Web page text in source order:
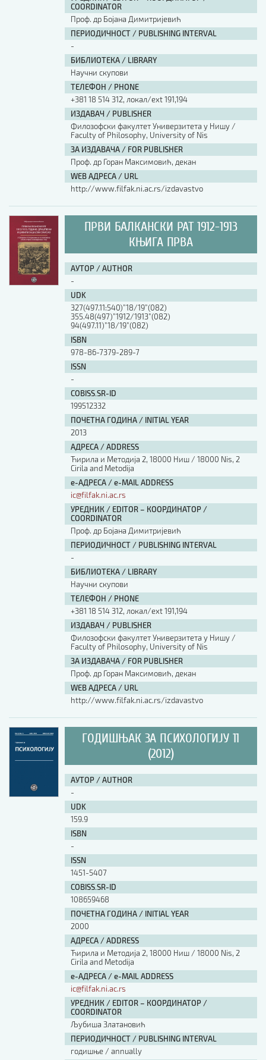
COORDINATOR
Проф. др Бојана Димитријевић
ПЕРИОДИЧНОСТ / PUBLISHING INTERVAL
-
БИБЛИОТЕКА / LIBRARY
Научни скупови
ТЕЛЕФОН / PHONE
+381 18 514 312, локал/ext 191,194
ИЗДАВАЧ / PUBLISHER
Филозофски факултет Универзитета у Нишу /
Faculty of Philosophy, University of Nis
ЗА ИЗДАВАЧА / FOR PUBLISHER
Проф. др Горан Максимовић, декан
WEB АДРЕСА / URL
http://www.filfak.ni.ac.rs/izdavastvo
ПРВИ БАЛКАНСКИ РАТ 1912-1913
КЊИГА ПРВА
АУТОР / AUTHOR
-
UDK
327(497.11:540)”18/19”(082)
355.48(497)”1912/1913”(082)
94(497.11)”18/19”(082)
ISBN
978-86-7379-289-7
ISSN
-
COBISS.SR-ID
199512332
ПОЧЕТНА ГОДИНА / INITIAL YEAR
2013
АДРЕСА / ADDRESS
Ћирила и Методија 2, 18000 Ниш / 18000 Nis, 2
Cirila and Metodija
е-АДРЕСА / e-MAIL ADDRESS
ic@filfak.ni.ac.rs
УРЕДНИК / EDITOR – КООРДИНАТОР /
COORDINATOR
Проф. др Бојана Димитријевић
ПЕРИОДИЧНОСТ / PUBLISHING INTERVAL
-
БИБЛИОТЕКА / LIBRARY
Научни скупови
ТЕЛЕФОН / PHONE
+381 18 514 312, локал/ext 191,194
ИЗДАВАЧ / PUBLISHER
Филозофски факултет Универзитета у Нишу /
Faculty of Philosophy, University of Nis
ЗА ИЗДАВАЧА / FOR PUBLISHER
Проф. др Горан Максимовић, декан
WEB АДРЕСА / URL
http://www.filfak.ni.ac.rs/izdavastvo
ГОДИШЊАК ЗА ПСИХОЛОГИЈУ 11
(2012)
АУТОР / AUTHOR
-
UDK
159.9
ISBN
-
ISSN
1451-5407
COBISS.SR-ID
108659468
ПОЧЕТНА ГОДИНА / INITIAL YEAR
2000
АДРЕСА / ADDRESS
Ћирила и Методија 2, 18000 Ниш / 18000 Nis, 2
Cirila and Metodija
е-АДРЕСА / e-MAIL ADDRESS
ic@filfak.ni.ac.rs
УРЕДНИК / EDITOR – КООРДИНАТОР /
COORDINATOR
Љубиша Златановић
ПЕРИОДИЧНОСТ / PUBLISHING INTERVAL
годишње / annually